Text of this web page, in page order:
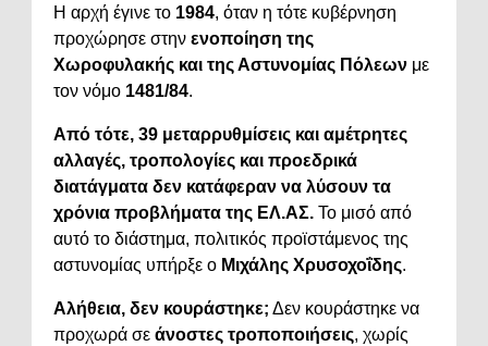
Η αρχή έγινε το 1984, όταν η τότε κυβέρνηση
προχώρησε στην ενοποίηση της
Χωροφυλακής και της Αστυνομίας Πόλεων με
τον νόμο 1481/84.
Από τότε, 39 μεταρρυθμίσεις και αμέτρητες
αλλαγές, τροπολογίες και προεδρικά
διατάγματα δεν κατάφεραν να λύσουν τα
χρόνια προβλήματα της ΕΛ.ΑΣ. Το μισό από
αυτό το διάστημα, πολιτικός προϊστάμενος της
αστυνομίας υπήρξε ο Μιχάλης Χρυσοχοΐδης.
Αλήθεια, δεν κουράστηκε; Δεν κουράστηκε να
προχωρά σε άνοστες τροποποιήσεις, χωρίς